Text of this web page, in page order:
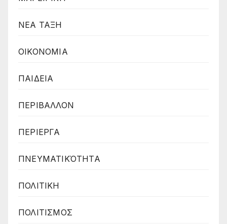
ΝΕΑ ΤΑΞΗ
ΟΙΚΟΝΟΜΙΑ
ΠΑΙΔΕΙΑ
ΠΕΡΙΒΑΛΛΟΝ
ΠΕΡΙΕΡΓΑ
ΠΝΕΥΜΑΤΙΚΌΤΗΤΑ
ΠΟΛΙΤΙΚΗ
ΠΟΛΙΤΙΣΜΟΣ